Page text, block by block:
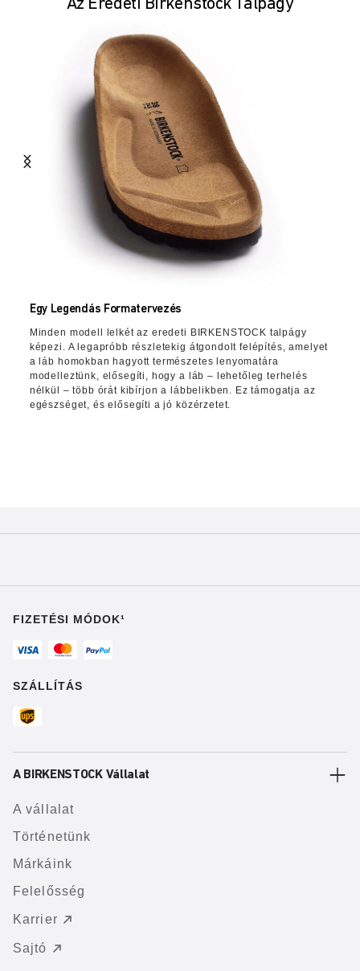
Az Eredeti Birkenstock Talpágy
Egy Legendás Formatervezés
Minden modell lelkét az eredeti BIRKENSTOCK talpágy
képezi. A legapróbb részletekig átgondolt felépítés, amelyet
a láb homokban hagyott természetes lenyomatára
modelleztünk, elősegíti, hogy a láb – lehetőleg terhelés
nélkül – több órát kibírjon a lábbelikben. Ez támogatja az
egészséget, és elősegíti a jó közérzetet.
FIZETÉSI MÓDOK¹
SZÁLLÍTÁS
A BIRKENSTOCK Vállalat
A vállalat
Történetünk
Márkáink
Felelősség
Karrier
Sajtó